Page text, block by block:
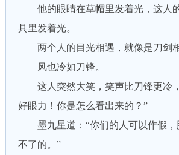
他的眼睛在草帽里发着光，这人
具里发着光。
两个人的目光相遇，就像是刀剑相
风也冷如刀锋。
这人突然大笑，笑声比刀锋更冷，
好眼力！你是怎么看出来的？”
墨九星道：“你们的人可以作假，
不了的。”